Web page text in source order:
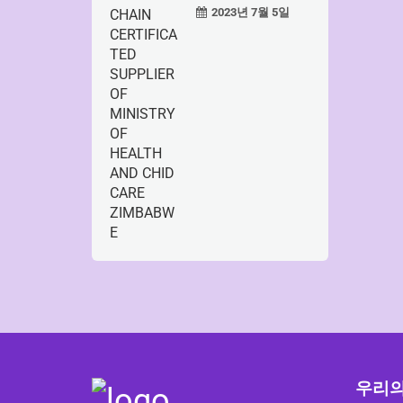
2023년 7월 5일
우리